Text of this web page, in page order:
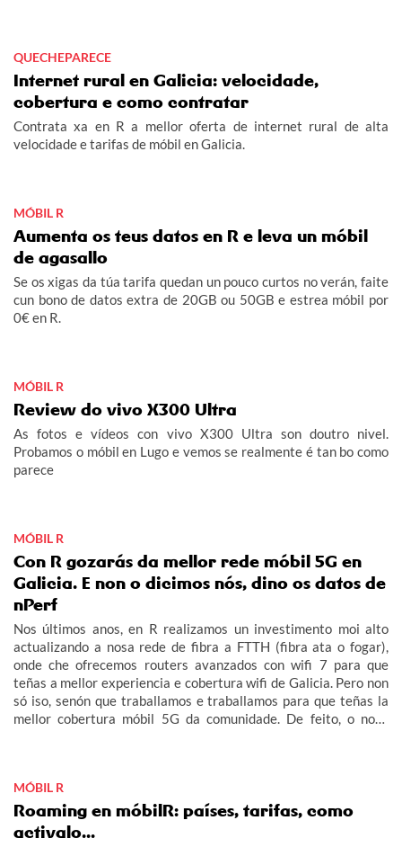
QUECHEPARECE
Internet rural en Galicia: velocidade,
cobertura e como contratar
Contrata xa en R a mellor oferta de internet rural de alta
velocidade e tarifas de móbil en Galicia.
MÓBIL R
Aumenta os teus datos en R e leva un móbil
de agasallo
Se os xigas da túa tarifa quedan un pouco curtos no verán, faite
cun bono de datos extra de 20GB ou 50GB e estrea móbil por
0€ en R.
MÓBIL R
Review do vivo X300 Ultra
As fotos e vídeos con vivo X300 Ultra son doutro nivel.
Probamos o móbil en Lugo e vemos se realmente é tan bo como
parece
MÓBIL R
Con R gozarás da mellor rede móbil 5G en
Galicia. E non o dicimos nós, dino os datos de
nPerf
Nos últimos anos, en R realizamos un investimento moi alto
actualizando a nosa rede de fibra a FTTH (fibra ata o fogar),
onde che ofrecemos routers avanzados con wifi 7 para que
teñas a mellor experiencia e cobertura wifi de Galicia. Pero non
só iso, senón que traballamos e traballamos para que teñas la
mellor cobertura móbil 5G da comunidade. De feito, o noso
MÓBIL R
Roaming en móbilR: países, tarifas, como
activalo...